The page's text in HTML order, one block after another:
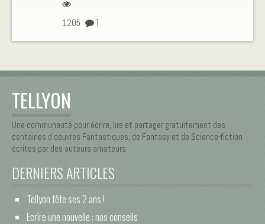
1205 1
TELLYON
Une communauté pour écrire, lire et partager gratuitement des
centaines d’oeuvres Fantastiques, de Fantasy et de Science-fiction
écrites par des auteurs amateurs.
DERNIERS ARTICLES
Tellyon fête ses 2 ans !
Ecrire une nouvelle : nos conseils